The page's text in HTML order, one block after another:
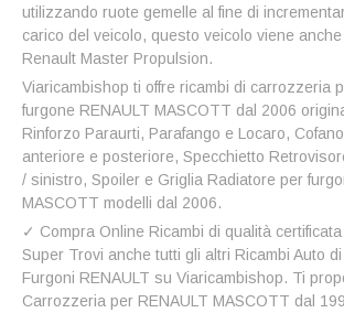
utilizzando ruote gemelle al fine di
carico del veicolo, questo veicolo viene
Renault Master Propulsion.
Viaricambishop ti offre ricambi di carrozzeria
furgone RENAULT MASCOTT dal 2006
Rinforzo Paraurti, Parafango e Locaro,
anteriore e posteriore, Specchietto
/ sinistro, Spoiler e Griglia Radiatore per
MASCOTT modelli dal 2006.
✓ Compra Online Ricambi di qualità
Super Trovi anche tutti gli altri Ricambi Auto
Furgoni RENAULT su Viaricambishop. Ti
Carrozzeria per RENAULT MASCOTT dal